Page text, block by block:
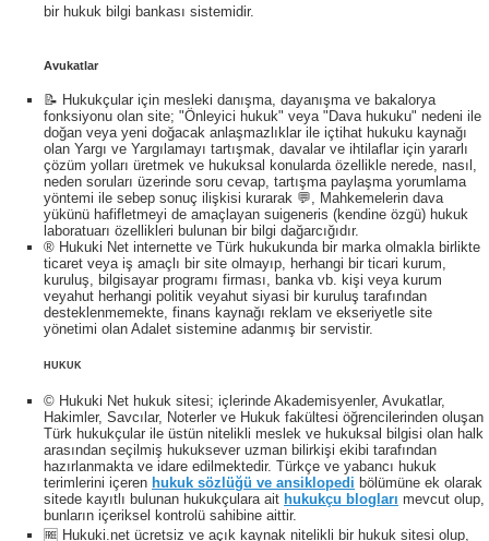
bir hukuk bilgi bankası sistemidir.
Avukatlar
📝 Hukukçular için mesleki danışma, dayanışma ve bakalorya
fonksiyonu olan site; "Önleyici hukuk" veya "Dava hukuku" nedeni ile
doğan veya yeni doğacak anlaşmazlıklar ile içtihat hukuku kaynağı
olan Yargı ve Yargılamayı tartışmak, davalar ve ihtilaflar için yararlı
çözüm yolları üretmek ve hukuksal konularda özellikle nerede, nasıl,
neden soruları üzerinde soru cevap, tartışma paylaşma yorumlama
yöntemi ile sebep sonuç ilişkisi kurarak 💬, Mahkemelerin dava
yükünü hafifletmeyi de amaçlayan suigeneris (kendine özgü) hukuk
laboratuarı özellikleri bulunan bir bilgi dağarcığıdır.
® Hukuki Net internette ve Türk hukukunda bir marka olmakla birlikte
ticaret veya iş amaçlı bir site olmayıp, herhangi bir ticari kurum,
kuruluş, bilgisayar programı firması, banka vb. kişi veya kurum
veyahut herhangi politik veyahut siyasi bir kuruluş tarafından
desteklenmemekte, finans kaynağı reklam ve ekseriyetle site
yönetimi olan Adalet sistemine adanmış bir servistir.
HUKUK
© Hukuki Net hukuk sitesi; içlerinde Akademisyenler, Avukatlar,
Hakimler, Savcılar, Noterler ve Hukuk fakültesi öğrencilerinden oluşan
Türk hukukçular ile üstün nitelikli meslek ve hukuksal bilgisi olan halk
arasından seçilmiş hukuksever uzman bilirkişi ekibi tarafından
hazırlanmakta ve idare edilmektedir. Türkçe ve yabancı hukuk
terimlerini içeren hukuk sözlüğü ve ansiklopedi bölümüne ek olarak
sitede kayıtlı bulunan hukukçulara ait hukukçu blogları mevcut olup,
bunların içeriksel kontrolü sahibine aittir.
🆓 Hukuki.net ücretsiz ve açık kaynak nitelikli bir hukuk sitesi olup,